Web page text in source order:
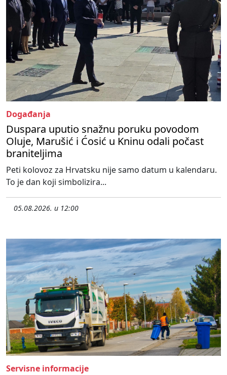
Događanja
Duspara uputio snažnu poruku povodom
Oluje, Marušić i Ćosić u Kninu odali počast
braniteljima
Peti kolovoz za Hrvatsku nije samo datum u kalendaru.
To je dan koji simbolizira...
05.08.2026. u 12:00
Servisne informacije